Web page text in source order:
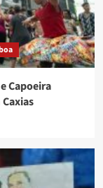
Capoeira